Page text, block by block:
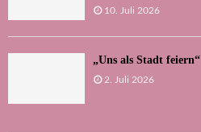
10. Juli 2026
„Uns als Stadt feiern“
2. Juli 2026